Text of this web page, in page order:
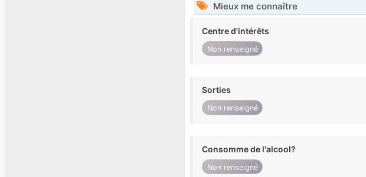
Mieux me connaître
Centre d'intérêts
Non renseigné
Sorties
Non renseigné
Consomme de l'alcool?
Non renseigné